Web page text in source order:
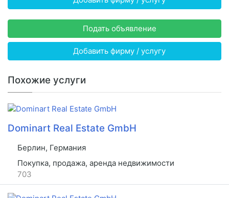
Подать объявление
Добавить фирму / услугу
Похожие услуги
Dominart Real Estate GmbH
Берлин, Германия
Покупка, продажа, аренда недвижимости
703